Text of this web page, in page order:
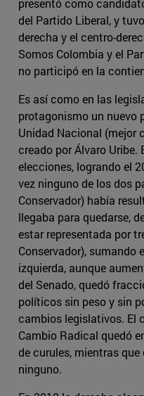
presentó como
del Partido Liberal, y
derecha y el centro-
Somos Colombia y el
no participó en la
Es así como en las
protagonismo un nuevo
Unidad Nacional (mejor
creado por Álvaro Uribe.
elecciones, logrando el
vez ninguno de los dos
Conservador) había
llegaba para quedarse,
estar representada por
Conservador), sumando
izquierda, aunque
del Senado, quedó
políticos sin peso y sin
cambios legislativos. El
Cambio Radical quedó
de curules, mientras
ninguno.